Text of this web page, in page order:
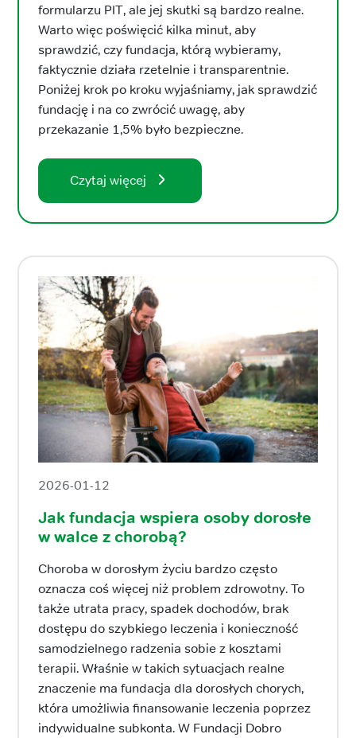
formularzu PIT, ale jej skutki są bardzo realne.
Warto więc poświęcić kilka minut, aby
sprawdzić, czy fundacja, którą wybieramy,
faktycznie działa rzetelnie i transparentnie.
Poniżej krok po kroku wyjaśniamy, jak sprawdzić
fundację i na co zwrócić uwagę, aby
przekazanie 1,5% było bezpieczne.
Czytaj więcej
2026-01-12
Jak fundacja wspiera osoby dorosłe
w walce z chorobą?
Choroba w dorosłym życiu bardzo często
oznacza coś więcej niż problem zdrowotny. To
także utrata pracy, spadek dochodów, brak
dostępu do szybkiego leczenia i konieczność
samodzielnego radzenia sobie z kosztami
terapii. Właśnie w takich sytuacjach realne
znaczenie ma fundacja dla dorosłych chorych,
która umożliwia finansowanie leczenia poprzez
indywidualne subkonta. W Fundacji Dobro